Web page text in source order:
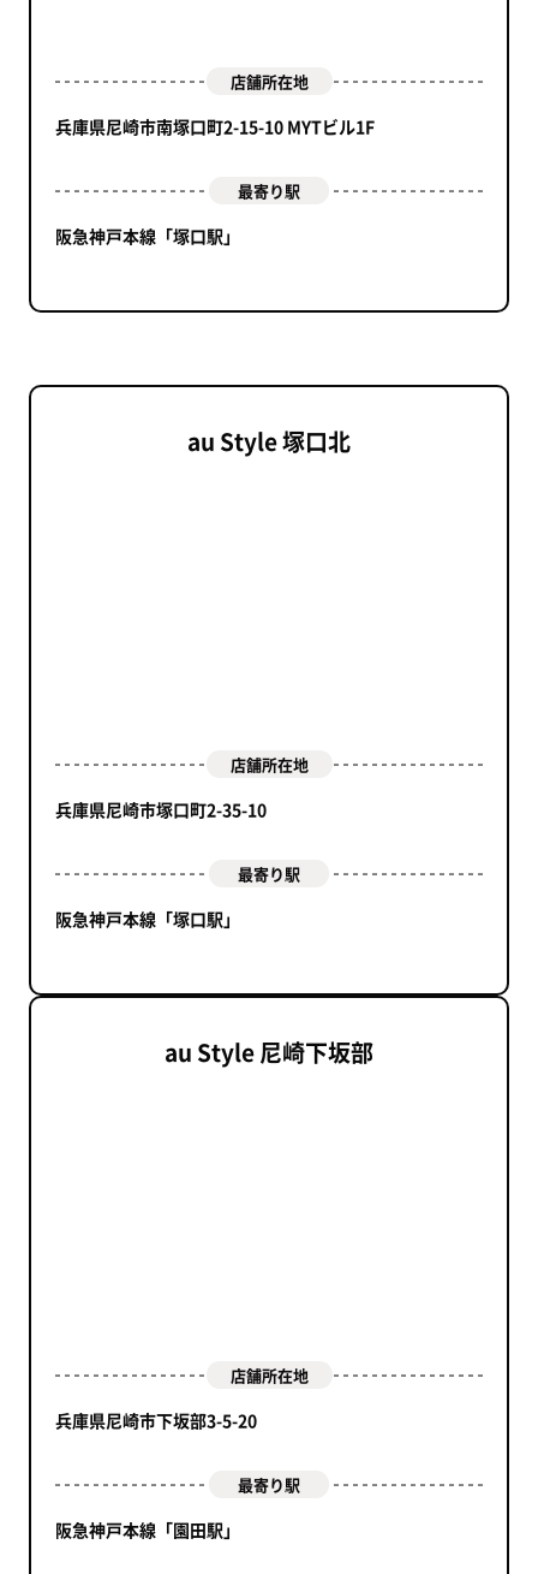
店舗所在地
兵庫県尼崎市南塚口町2-15-10 MYTビル1F
最寄り駅
阪急神戸本線「塚口駅」
au Style 塚口北
店舗所在地
兵庫県尼崎市塚口町2-35-10
最寄り駅
阪急神戸本線「塚口駅」
au Style 尼崎下坂部
店舗所在地
兵庫県尼崎市下坂部3-5-20
最寄り駅
阪急神戸本線「園田駅」